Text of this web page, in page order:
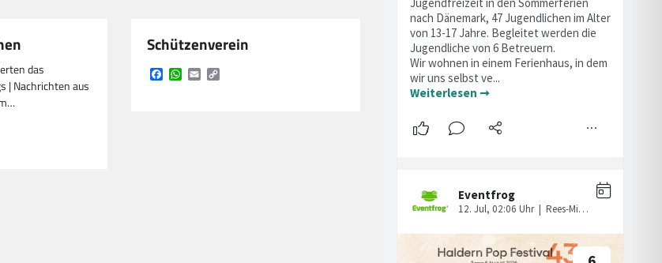
das
| Nachrichten aus
Schützenverein
Facebook
WhatsApp
Email